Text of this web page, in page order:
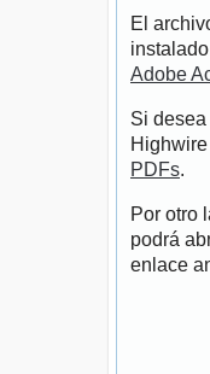
El
Adobe
Si
PDFs.
Por otro
podrá
enlace